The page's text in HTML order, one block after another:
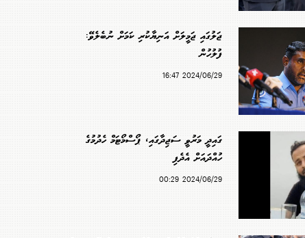
ޖަލުގައި ޖަމީލަށް އަނިޔާކުރި ކަމަށް ނުބެލެވޭ:
ފުލުހުން
2024/06/29 16:47
ގައިދީ މަރުވީ ސަޖިދާގައި، ޕޯސްމޯޓަމް ހެދުމުގެ
ހުއްދައަށް އެދެފި
2024/06/29 00:29